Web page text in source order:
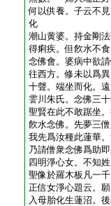
何以供養。子云不
化
潮山黄婆。持金剛
得痢疾。但飮水不
念佛會。婆病中欲
往西方。修未以爲
十聲。端坐而化。
霅川朱氏。念佛三
聖賢在此不敢踞坐
飮水念佛。先夢三
我先爲汝種此蓮華
乃請僧衆念佛爲助
四明淨心女。不知
聖像於羅木板凡一
正信女淨心題云。
入母胎化生蓮沼。